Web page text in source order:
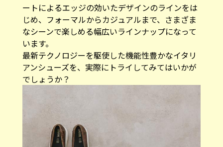
ートによるエッジの効いたデザインのラインをは
じめ、フォーマルからカジュアルまで、さまざま
なシーンで楽しめる幅広いラインナップになって
います。
最新テクノロジーを駆使した機能性豊かなイタリ
アンシューズを、実際にトライしてみてはいかが
でしょうか？